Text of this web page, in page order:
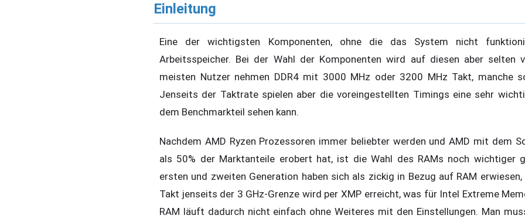
Einleitung
Eine der wichtigsten Komponenten, ohne die das System nicht
Arbeitsspeicher. Bei der Wahl der Komponenten wird auf diesen aber selten
meisten Nutzer nehmen DDR4 mit 3000 MHz oder 3200 MHz Takt, manche
Jenseits der Taktrate spielen aber die voreingestellten Timings eine sehr
dem Benchmarkteil sehen kann.
Nachdem AMD Ryzen Prozessoren immer beliebter werden und AMD mit dem
als 50% der Marktanteile erobert hat, ist die Wahl des RAMs noch wichtiger
ersten und zweiten Generation haben sich als zickig in Bezug auf RAM
Takt jenseits der 3 GHz-Grenze wird per XMP erreicht, was für Intel Extreme
RAM läuft dadurch nicht einfach ohne Weiteres mit den Einstellungen. Man